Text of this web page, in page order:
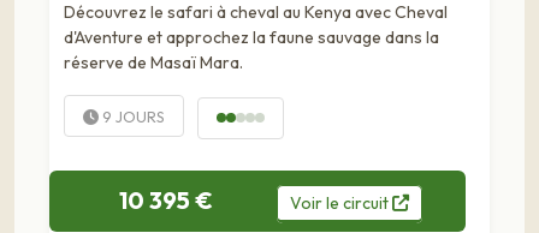
Découvrez le safari à cheval au Kenya avec Cheval
d'Aventure et approchez la faune sauvage dans la
réserve de Masaï Mara.
9 JOURS
10 395 € Voirle circuit